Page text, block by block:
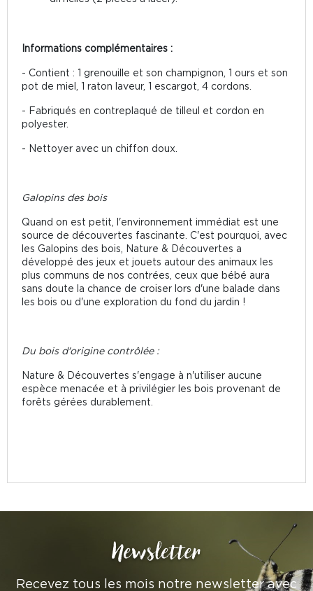
Informations complémentaires :
- Contient : 1 grenouille et son champignon, 1 ours et son
pot de miel, 1 raton laveur, 1 escargot, 4 cordons.
- Fabriqués en contreplaqué de tilleul et cordon en
polyester.
- Nettoyer avec un chiffon doux.
Galopins des bois
Quand on est petit, l'environnement immédiat est une
source de découvertes fascinante. C'est pourquoi, avec
les Galopins des bois, Nature & Découvertes a
développé des jeux et jouets autour des animaux les
plus communs de nos contrées, ceux que bébé aura
sans doute la chance de croiser lors d'une balade dans
les bois ou d'une exploration du fond du jardin !
Du bois d'origine contrôlée :
Nature & Découvertes s'engage à n'utiliser aucune
espèce menacée et à privilégier les bois provenant de
forêts gérées durablement.
Newsletter
Recevez tous les mois notre newsletter avec